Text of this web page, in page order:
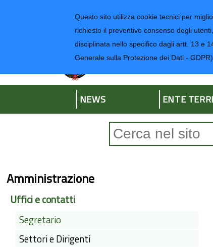
Questo sito utilizza cookie tecnici per
richiesto il preventivo consenso degli
disciplinata nello specifico dagli artt. 13 e
Generale sulla Protezione dei Dati -
Regione Liguria
Provincia di
NEWS ENTE
Amministrazione
Uffici e contatti
Segretario
Settori e Dirigenti